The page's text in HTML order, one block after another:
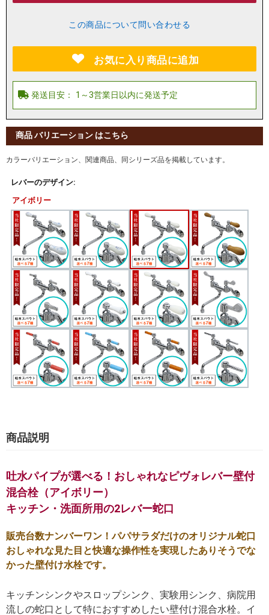
この商品について問い合わせる
お気に入り商品に追加
商品 バリエーション はこちら
カラーバリエーション、関連商品、同シリーズ品を掲載しています。
レバーのデザイン:
アイボリー
商品説明
吐水パイプが選べる！おしゃれなピヴォレバー壁付
混合栓（アイボリー）
キッチン・洗面所用の2レバー蛇口
販売台数ナンバーワン！パパサラダだけのオリジナル蛇口
おしゃれな見た目と快適な操作性を実現したありそうでな
かった壁付け水栓です。
キッチンシンクやスロップシンク、実験用シンク、病院用
流しの蛇口として特におすすめしたい壁付け混合水栓。イ